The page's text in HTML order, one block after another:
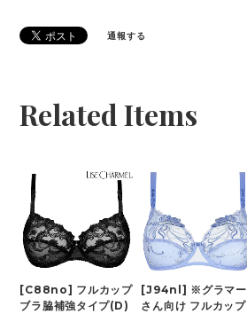
通報する
Related Items
[C88no] フルカップ
ブラ脇補強タイプ(D)
[J94nl] ※グラマー
さん向け フルカップ